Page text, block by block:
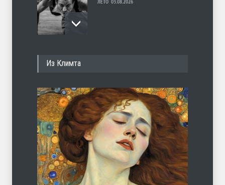
ЛЕТО 03.08.2026
Ob la di
ЛЕТО 30.07.2026
Из Климта